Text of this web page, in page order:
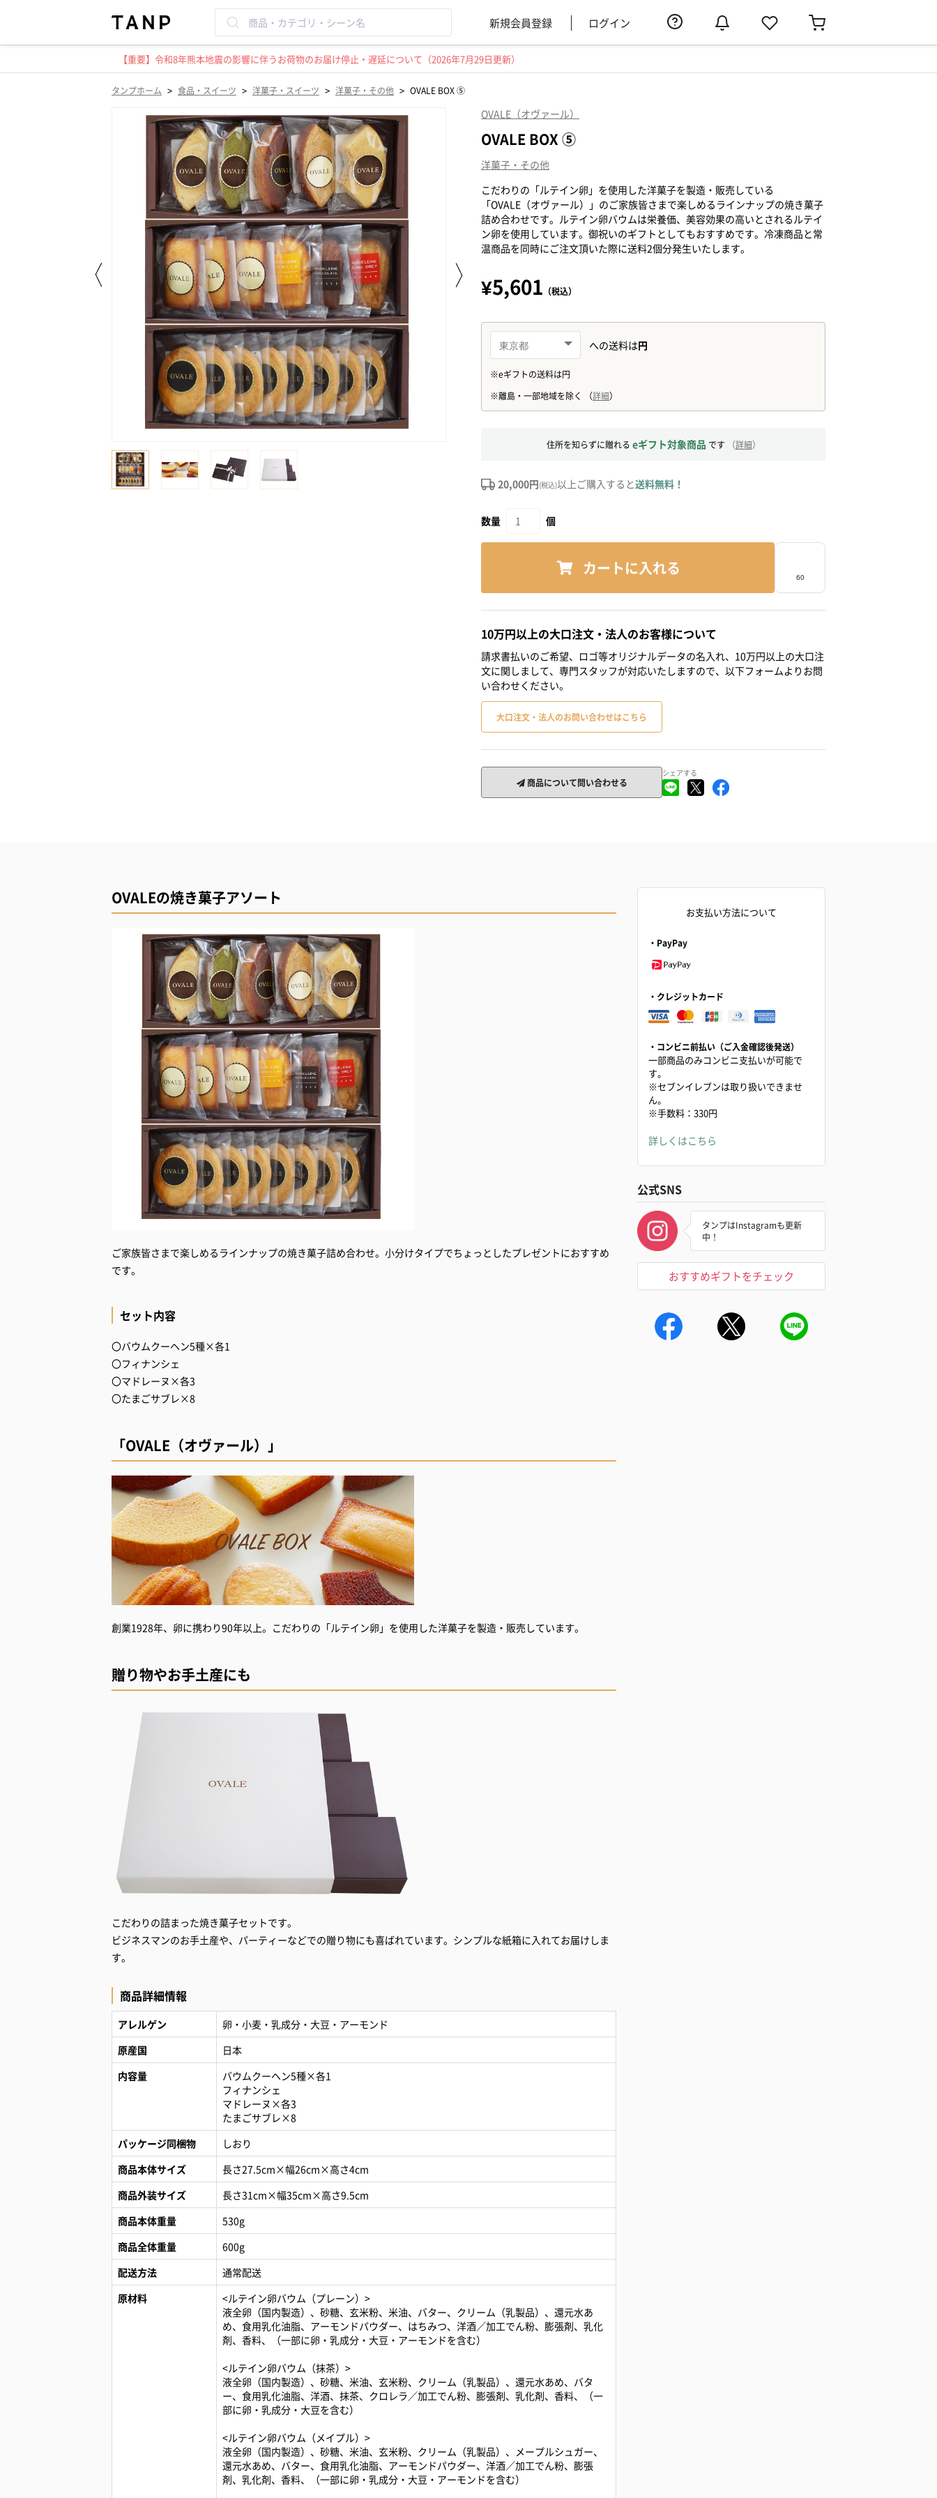
新規会員登録 ログイン
【重要】令和8年熊本地震の影響に伴うお荷物のお届け停止・遅延について（2026年7月29日更新）
タンプホーム > 食品・スイーツ > 洋菓子・スイーツ > 洋菓子・その他 > OVALE BOX ⑤
OVALE（オヴァール）
OVALE BOX ⑤
洋菓子・その他
こだわりの「ルテイン卵」を使用した洋菓子を製造・販売している
「OVALE（オヴァール）」のご家族皆さまで楽しめるラインナップの焼き菓子
詰め合わせです。ルテイン卵バウムは栄養価、美容効果の高いとされるルテイ
ン卵を使用しています。御祝いのギフトとしてもおすすめです。冷凍商品と常
温商品を同時にご注文頂いた際に送料2個分発生いたします。
¥5,601 （税込）
住所を知らずに贈れる eギフト対象商品 です （詳細）
20,000円(税込)以上ご購入すると送料無料！
数量 個
カートに入れる
10万円以上の大口注文・法人のお客様について
請求書払いのご希望、ロゴ等オリジナルデータの名入れ、10万円以上の大口注
文に関しまして、専門スタッフが対応いたしますので、以下フォームよりお問
い合わせください。
大口注文・法人のお問い合わせはこちら
商品について問い合わせる
シェアする
OVALEの焼き菓子アソート
ご家族皆さまで楽しめるラインナップの焼き菓子詰め合わせ。小分けタイプでちょっとしたプレゼントにおすすめ
です。
セット内容
〇バウムクーヘン5種×各1
〇フィナンシェ
〇マドレーヌ×各3
〇たまごサブレ×8
「OVALE（オヴァール）」
創業1928年、卵に携わり90年以上。こだわりの「ルテイン卵」を使用した洋菓子を製造・販売しています。
贈り物やお手土産にも
こだわりの詰まった焼き菓子セットです。
ビジネスマンのお手土産や、パーティーなどでの贈り物にも喜ばれています。シンプルな紙箱に入れてお届けしま
す。
商品詳細情報
アレルゲン
卵・小麦・乳成分・大豆・アーモンド
原産国
日本
内容量
バウムクーヘン5種×各1
フィナンシェ
マドレーヌ×各3
たまごサブレ×8
パッケージ同梱物
しおり
商品本体サイズ
長さ27.5cm×幅26cm×高さ4cm
商品外装サイズ
長さ31cm×幅35cm×高さ9.5cm
商品本体重量
530g
商品全体重量
600g
配送方法
通常配送
原材料
<ルテイン卵バウム（プレーン）>
液全卵（国内製造）、砂糖、玄米粉、米油、バター、クリーム（乳製品）、還元水あ
め、食用乳化油脂、アーモンドパウダー、はちみつ、洋酒／加工でん粉、膨張剤、乳化
剤、香料、（一部に卵・乳成分・大豆・アーモンドを含む）
<ルテイン卵バウム（抹茶）>
液全卵（国内製造）、砂糖、米油、玄米粉、クリーム（乳製品）、還元水あめ、バタ
ー、食用乳化油脂、洋酒、抹茶、クロレラ／加工でん粉、膨張剤、乳化剤、香料、（一
部に卵・乳成分・大豆を含む）
<ルテイン卵バウム（メイプル）>
液全卵（国内製造）、砂糖、米油、玄米粉、クリーム（乳製品）、メープルシュガー、
還元水あめ、バター、食用乳化油脂、アーモンドパウダー、洋酒／加工でん粉、膨張
剤、乳化剤、香料、（一部に卵・乳成分・大豆・アーモンドを含む）
お支払い方法について
・PayPay
・クレジットカード
・コンビニ前払い（ご入金確認後発送）
一部商品のみコンビニ支払いが可能で
す。
※セブンイレブンは取り扱いできませ
ん。
※手数料：330円
詳しくはこちら
公式SNS
タンプはInstagramも更新
中！
おすすめギフトをチェック